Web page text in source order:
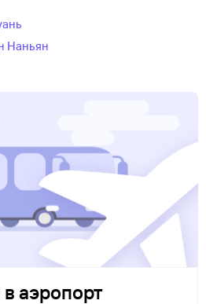
Наньян
аэропорт